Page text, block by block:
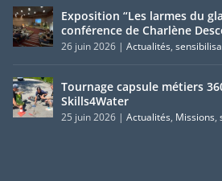
Exposition “Les larmes du
conférence de Charlène
26 juin 2026| Actualités,
Tournage capsule métiers
Skills4Water
25 juin 2026| Actualités, Missions,